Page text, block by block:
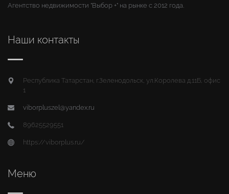
Агентство недвижимости "Выбор +" на рынке с 2012 года.
Наши контакты
Республика Татарстан, г.Зеленодольск, ул.Королева д.11Б, офис
1
viborpluszel@yandex.ru
89625529551
https://viborplus.ru/
Меню